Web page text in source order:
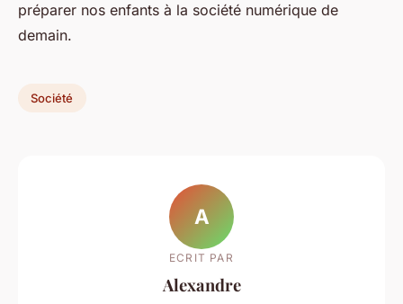
préparer nos enfants à la société numérique de
demain.
Société
A
ECRIT PAR
Alexandre